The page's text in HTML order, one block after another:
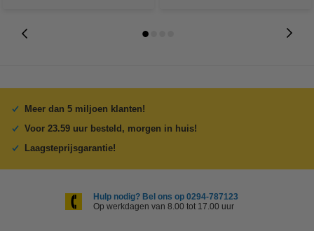
Meer dan 5 miljoen klanten!
Voor 23.59 uur besteld, morgen in huis!
Laagsteprijsgarantie!
Hulp nodig? Bel ons op 0294-787123
Op werkdagen van 8.00 tot 17.00 uur